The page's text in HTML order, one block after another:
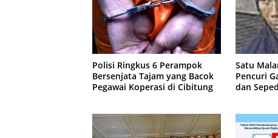
Polisi Ringkus 6 Perampok
Bersenjata Tajam yang Bacok
Pegawai Koperasi di Cibitung
Satu
Pencuri
dan